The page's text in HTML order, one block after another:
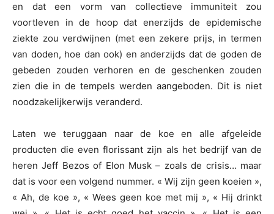
en dat een vorm van collectieve immuniteit zou
voortleven in de hoop dat enerzijds de epidemische
ziekte zou verdwijnen (met een zekere prijs, in termen
van doden, hoe dan ook) en anderzijds dat de goden de
gebeden zouden verhoren en de geschenken zouden
zien die in de tempels werden aangeboden. Dit is niet
noodzakelijkerwijs veranderd.
Laten we teruggaan naar de koe en alle afgeleide
producten die even florissant zijn als het bedrijf van de
heren Jeff Bezos of Elon Musk – zoals de crisis… maar
dat is voor een volgend nummer. « Wij zijn geen koeien »,
« Ah, de koe », « Wees geen koe met mij », « Hij drinkt